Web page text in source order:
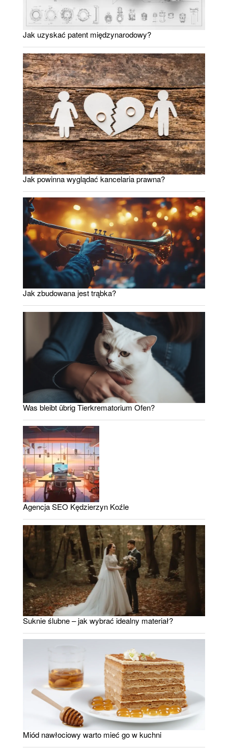
Jak uzyskać patent międzynarodowy?
Jak powinna wyglądać kancelaria prawna?
Jak zbudowana jest trąbka?
Was bleibt übrig Tierkrematorium Ofen?
Agencja SEO Kędzierzyn Koźle
Suknie ślubne – jak wybrać idealny materiał?
Miód nawłociowy warto mieć go w kuchni